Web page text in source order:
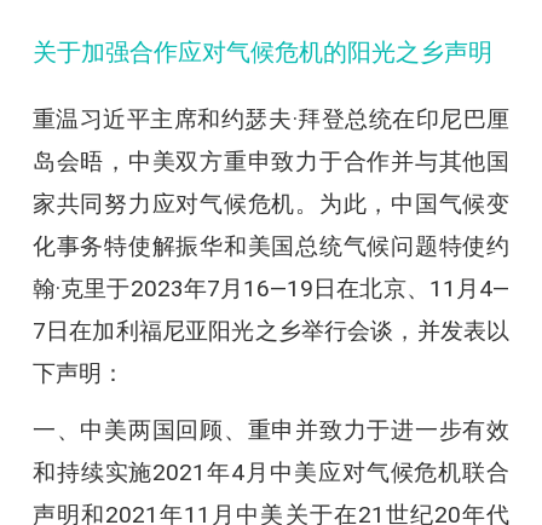
关于加强合作应对气候危机的阳光之乡声明
重温习近平主席和约瑟夫·拜登总统在印尼巴厘
岛会晤，中美双方重申致力于合作并与其他国
家共同努力应对气候危机。为此，中国气候变
化事务特使解振华和美国总统气候问题特使约
翰·克里于2023年7月16—19日在北京、11月4—
7日在加利福尼亚阳光之乡举行会谈，并发表以
下声明：
一、中美两国回顾、重申并致力于进一步有效
和持续实施2021年4月中美应对气候危机联合
声明和2021年11月中美关于在21世纪20年代